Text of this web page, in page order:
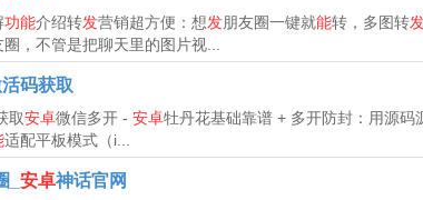
功能介绍转发营销超方便：想发朋友圈一键就能转，多图转
，不管是把聊天里的图片视...
码获取
取安卓微信多开 - 安卓牡丹花基础靠谱 + 多开防封：用源码
适配平板模式（i...
安卓神话官网